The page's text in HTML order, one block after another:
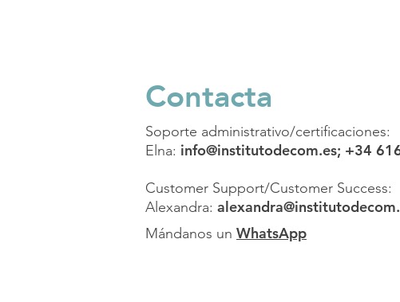
Contacta
Soporte administrativo/certificaciones:
Elna: info@institutodecom.es; +34
Customer Support/Customer Success:
Alexandra:
Mándanos un WhatsApp